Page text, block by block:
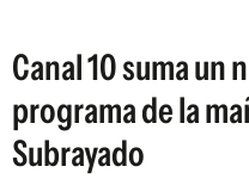
Canal 10 suma un
programa de la
Subrayado